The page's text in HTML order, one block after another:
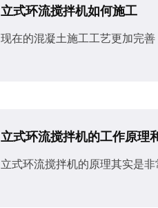
立式环流搅拌机如何施工
现在的混凝土施工工艺更加完
立式环流搅拌机的工作原理
立式环流搅拌机​的原理其实是